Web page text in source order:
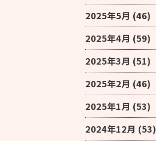
2025年5月 (46)
2025年4月 (59)
2025年3月 (51)
2025年2月 (46)
2025年1月 (53)
2024年12月 (53)